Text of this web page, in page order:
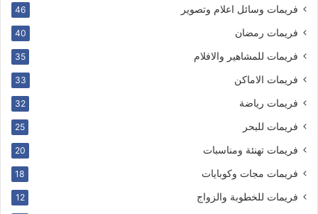
فريمات وسائل اعلام وتصوير 46
فريمات رمضان 40
فريمات للمشاهير والافلام 35
فريمات الاماكن 33
فريمات رياضة 32
فريمات للبحر 25
فريمات تهنئة ومناسبات 20
فريمات مجات وكوبايات 18
فريمات للخطوبة والزواج 12